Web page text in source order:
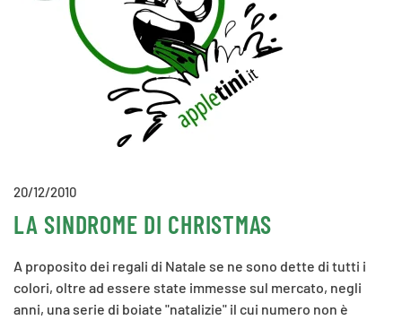
20/12/2010
LA SINDROME DI CHRISTMAS
A proposito dei regali di Natale se ne sono dette di tutti i
colori, oltre ad essere state immesse sul mercato, negli
anni, una serie di boiate "natalizie" il cui numero non è